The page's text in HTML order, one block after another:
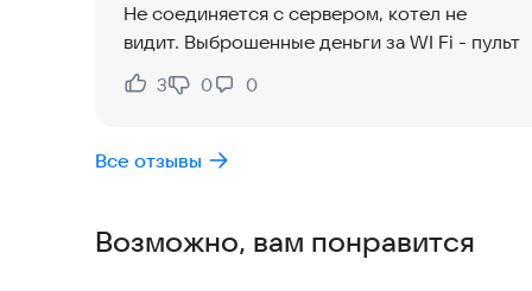
■ Поддерживаемая модель
■ Перед использованием
корректной работы программы. Если версия
Не соединяется с сервером, котел не
видит. Выброшенные деньги за WI Fi - пульт
Нравится:
3
Не нравится:
0 0
Все отзывы
Возможно, вам понравится